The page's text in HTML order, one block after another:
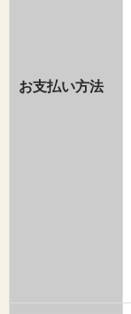
お支払い方法